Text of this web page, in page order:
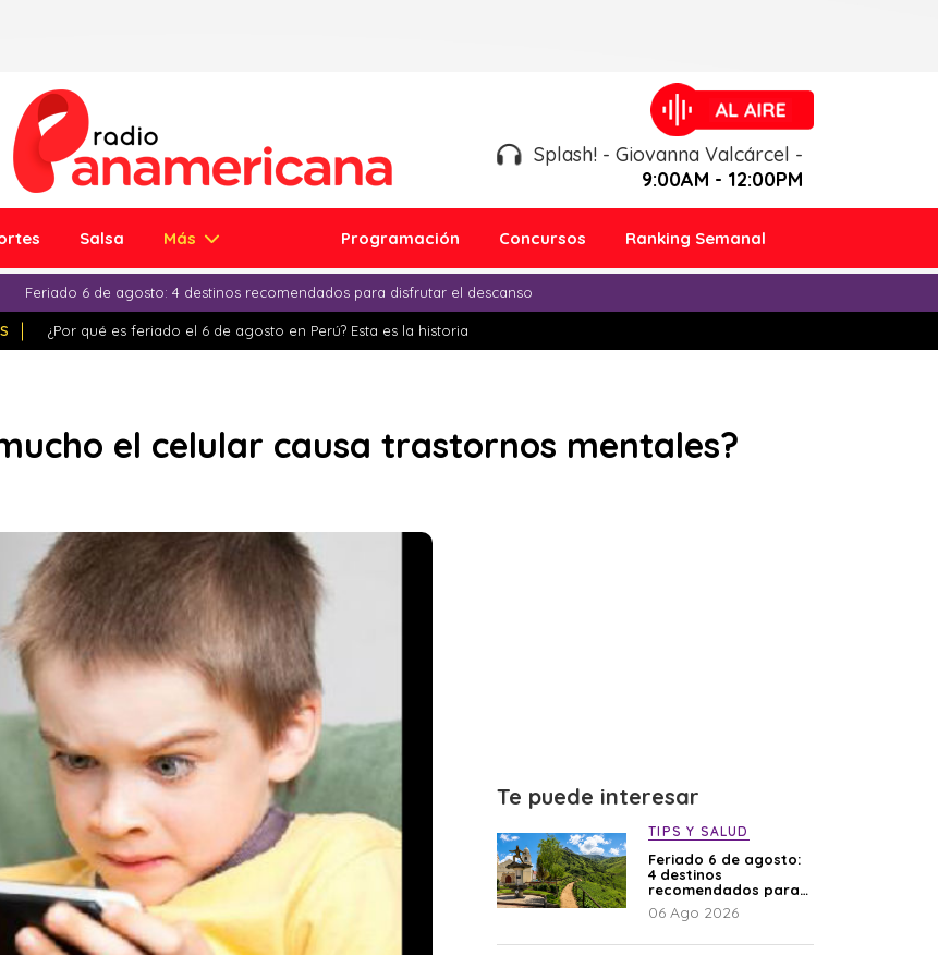
Splash! - Giovanna Valcárcel -
9:00AM - 12:00PM
Salsa Más Programación Concursos Ranking Semanal
Feriado 6 de agosto: 4 destinos recomendados para disfrutar el descanso
¿Por qué es feriado el 6 de agosto en Perú? Esta es la historia
el celular causa trastornos mentales?
Te puede interesar
TIPS Y SALUD
Feriado 6 de agosto:
4 destinos
recomendados para
disfrutar el descanso
06 Ago 2026